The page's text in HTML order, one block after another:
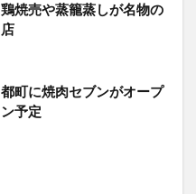
鶏焼売や蒸籠蒸しが名物の
店
都町に焼肉セブンがオープ
ン予定